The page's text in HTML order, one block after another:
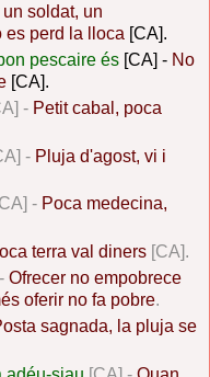
soldat, un
es perd la lloca [CA].
pescaire és [CA] - No
[CA].
- Petit cabal, poca
- Pluja d'agost, vi i
- Poca medecina,
terra val diners [CA].
Ofrecer no empobrece
oferir no fa pobre.
sagnada, la pluja se